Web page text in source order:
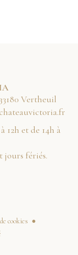
Vertheuil
et de 14h à
jours fériés.
cookies